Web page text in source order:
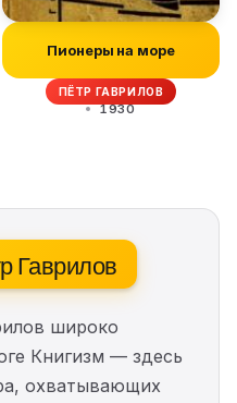
Пионеры на море
ПЁТР ГАВРИЛОВ
1930
Гаврилов
широко
Книгизм — здесь
охватывающих